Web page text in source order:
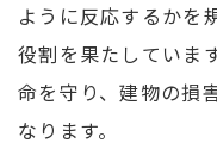
ように反応するかを
役割を果たしていま
命を守り、建物の損
なります。